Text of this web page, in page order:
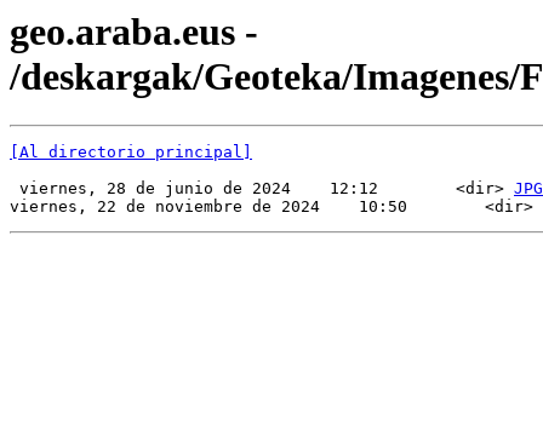
geo.araba.eus -
/deskargak/Geoteka/Imagenes/
[Al directorio principal]
viernes, 28 de junio de 2024    12:12        <dir> JPG
viernes, 22 de noviembre de 2024    10:50        <dir>